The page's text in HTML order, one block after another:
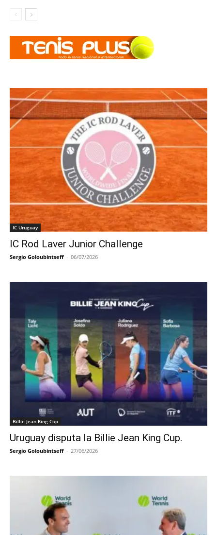
IC Uruguay
IC Rod Laver Junior Challenge
Sergio Goloubintseff - 06/07/2026
Billie Jean King Cup
Uruguay disputa la Billie Jean King Cup.
Sergio Goloubintseff - 27/06/2026